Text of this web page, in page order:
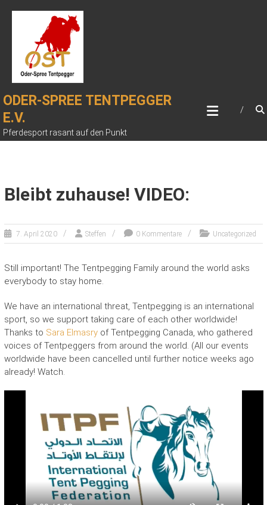
ODER-SPREE TENTPEGGER
E.V.
Pferdesport rasant auf den Punkt
Bleibt zuhause! VIDEO:
7. April 2020 Steffen 0 Kommentare Uncategorized
Still important! The Tentpegging Family around the world asks
everybody to stay home.
We have an international threat, Tentpegging is an international
sport, so we support taking care of each other worldwide!
Thanks to Sara Elmasryof Tentpegging Canada, who gathered
voices of Tentpeggers from around the world. (All our events
worldwide have been cancelled until further notice weeks ago
already! Watch.